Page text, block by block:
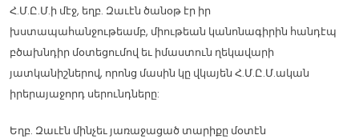
Հ.Մ.Ը.Մ.ի մէջ, եղբ. Զաւէն ծանօթ էր իր
խստապահանջութեամբ, միութեան կանոնագիրին հանդէպ
բծախնդիր մօտեցումով եւ իմաստուն ղեկավարի
յատկանիշներով, որոնց մասին կը վկայեն Հ.Մ.Ը.Մ.ական
իրերայաջորդ սերունդները:
Եղբ. Զաւէն մինչեւ յառաջացած տարիքը մօտէն